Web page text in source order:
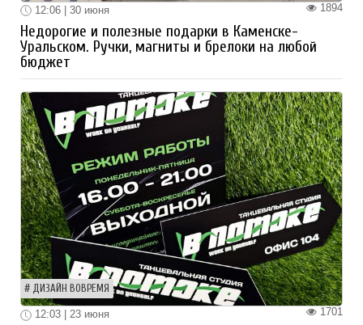
1894
12:06 | 30 июня
Недорогие и полезные подарки в Каменске-
Уральском. Ручки, магниты и брелоки на любой
бюджет
ДИЗАЙН ВОВРЕМЯ
1701
12:03 | 23 июня